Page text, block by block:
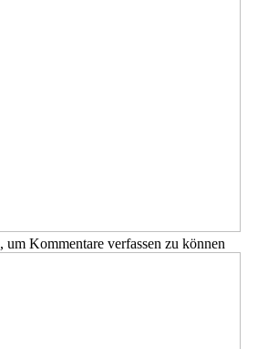
, um Kommentare verfassen zu können